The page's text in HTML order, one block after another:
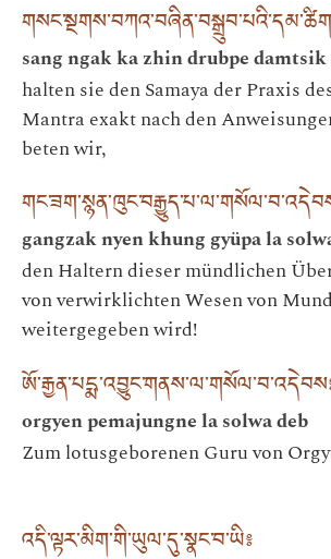
sang ngak ka zhin drubpe
halten sie den Samaya der Praxis
Mantra exakt nach den
beten wir,
gangzak nyen khung gyüpa la
den Haltern dieser mündlichen
von verwirklichten Wesen von
weitergegeben wird!
orgyen pemajungne la solwa deb
Zum lotusgeborenen Guru von
འདི་ལྟར་མིག་གི་ཡུལ་དུ་སྣང་བ་ཡི༔